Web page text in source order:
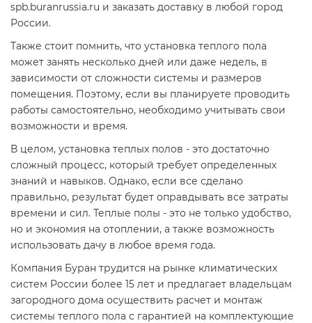
spb.buranrussia.ru и заказать доставку в любой город
России.
Также стоит помнить, что установка теплого пола
может занять несколько дней или даже недель, в
зависимости от сложности системы и размеров
помещения. Поэтому, если вы планируете проводить
работы самостоятельно, необходимо учитывать свои
возможности и время.
В целом, установка теплых полов - это достаточно
сложный процесс, который требует определенных
знаний и навыков. Однако, если все сделано
правильно, результат будет оправдывать все затраты
времени и сил. Теплые полы - это не только удобство,
но и экономия на отоплении, а также возможность
использовать дачу в любое время года.
Компания Буран трудится на рынке климатических
систем России более 15 лет и предлагает владельцам
загородного дома осуществить расчет и монтаж
системы теплого пола с гарантией на комплектующие